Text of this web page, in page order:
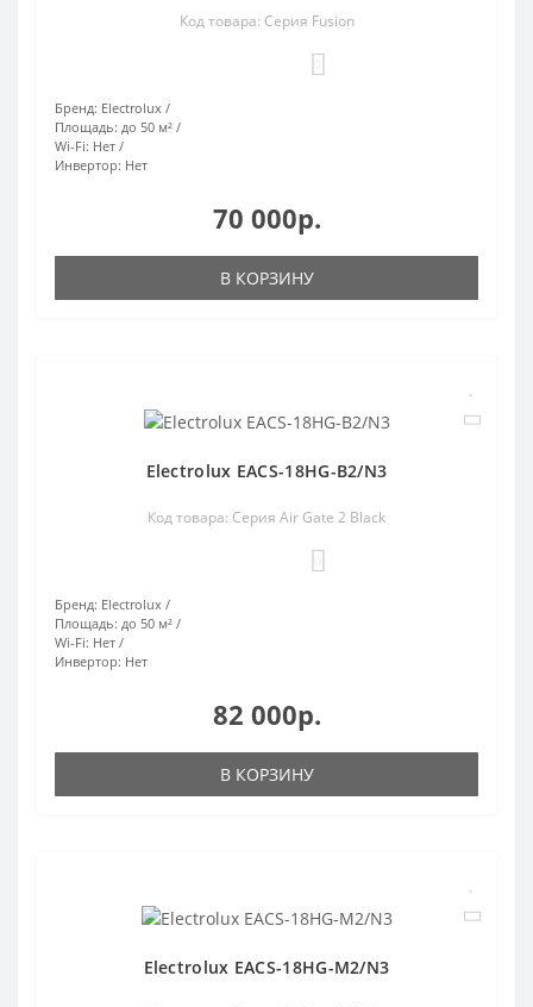
Код товара: Серия Fusion
Бренд: Electrolux
Площадь: до 50 м²
Wi-Fi: Нет
Инвертор: Нет
70 000р.
В КОРЗИНУ
Electrolux EACS-18HG-B2/N3
Код товара: Серия Air Gate 2 Black
Бренд: Electrolux
Площадь: до 50 м²
Wi-Fi: Нет
Инвертор: Нет
82 000р.
В КОРЗИНУ
Electrolux EACS-18HG-M2/N3